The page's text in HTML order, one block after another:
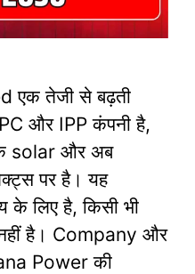
एक तेजी से बढ़ती
और IPP कंपनी है,
solar और अब
पर है। यह
के लिए है, किसी भी
है।​ Company और
Power की